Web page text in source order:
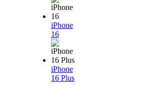
iPhone
16
iPhone
16 Plus